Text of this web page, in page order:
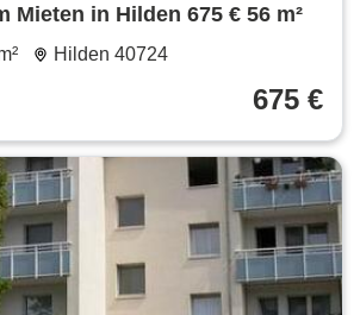
Mieten in Hilden 675 € 56 m²
Hilden 40724
675 €